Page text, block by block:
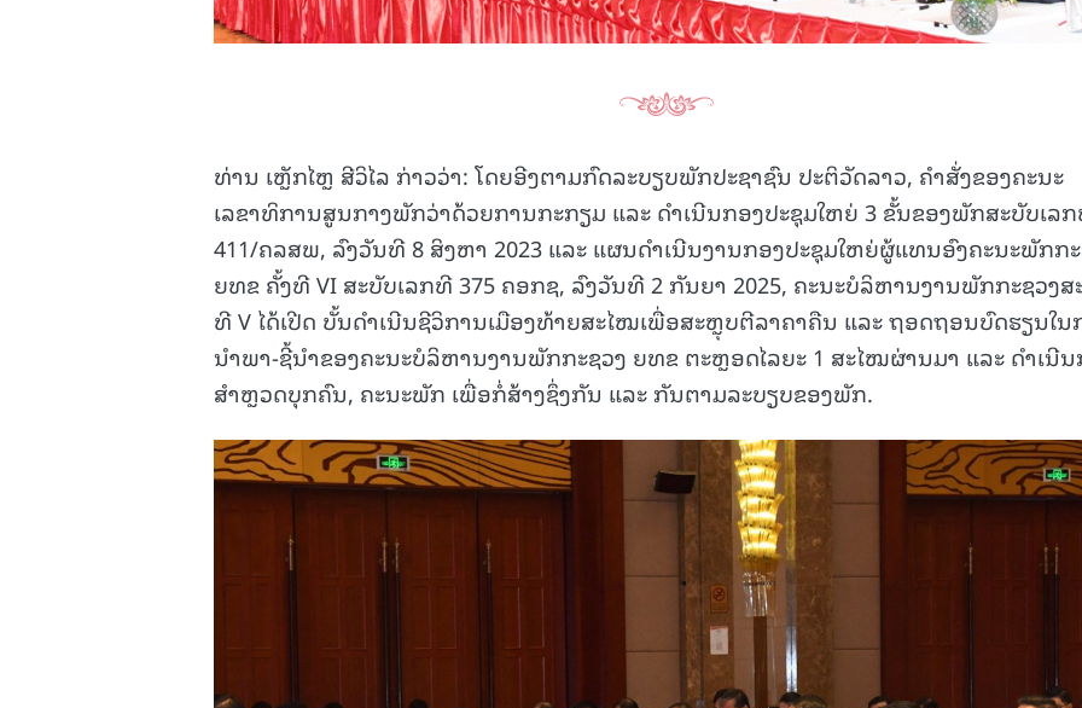
ທ່ານ ເຫຼັກໄຫຼ ສີວິໄລ ກ່າວວ່າ: ໂດຍອີງຕາມກົດລະບຽບພັກປະຊາຊົນ ປະຕິວັດລາວ, ຄໍາສັ່ງຂອງຄະນະ
ເລຂາທິການສູນກາງພັກວ່າດ້ວຍການກະກຽມ ແລະ ດໍາເນີນກອງປະຊຸມໃຫຍ່ 3 ຂັ້ນຂອງພັກສະບັບເລ
411/ຄລສພ, ລົງວັນທີ 8 ສິງຫາ 2023 ແລະ ແຜນດໍາເນີນງານກອງປະຊຸມໃຫຍ່ຜູ້ແທນອົງຄະນະພັກກ
ຍທຂ ຄັ້ງທີ VI ສະບັບເລກທີ 375 ຄອກຊ, ລົງວັນທີ 2 ກັນຍາ 2025, ຄະນະບໍລິຫານງານພັກກະຊວງ
ທີ V ໄດ້ເປີດ ບັ້ນດໍາເນີນຊີວິການເມືອງທ້າຍສະໄໝເພື່ອສະຫຼຸບຕີລາຄາຄືນ ແລະ ຖອດຖອນບົດຮຽນໃນ
ນໍາພາ-ຊີ້ນໍາຂອງຄະນະບໍລິຫານງານພັກກະຊວງ ຍທຂ ຕະຫຼອດໄລຍະ 1 ສະໄໝຜ່ານມາ ແລະ ດໍາເນີ
ສໍາຫຼວດບຸກຄົນ, ຄະນະພັກ ເພື່ອກໍ່ສ້າງຊຶ່ງກັນ ແລະ ກັນຕາມລະບຽບຂອງພັກ.